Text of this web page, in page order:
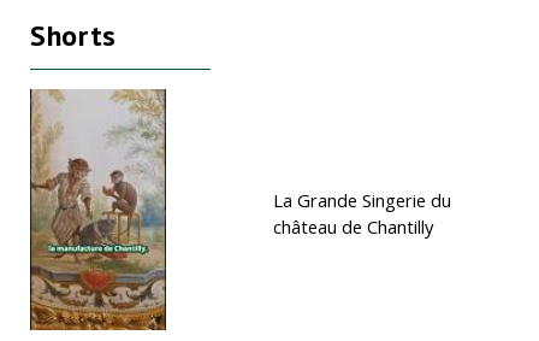
Shorts
La Grande Singerie du
château de Chantilly